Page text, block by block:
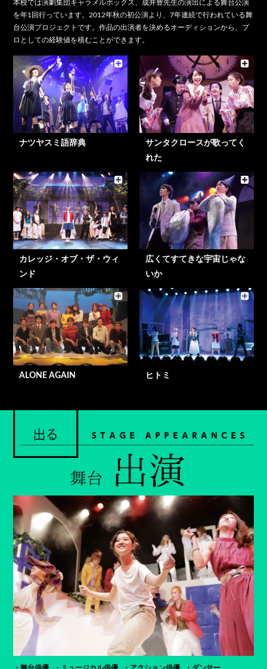
本校では演劇集団キャラメルボックス、成井豊先生の演出による舞台公演
を年1回行っています。2012年秋の初公演より、7年連続で行われている舞
台公演プロジェクトです。作品の出演者を決めるオーディションから、プ
ロとしての経験値を積むことができます。
ナツヤスミ語辞典
サンタクロースが歌ってく
れた
カレッジ・オブ・ザ・ウィ
ンド
広くてすてきな宇宙じゃな
いか
ALONE AGAIN ヒトミ